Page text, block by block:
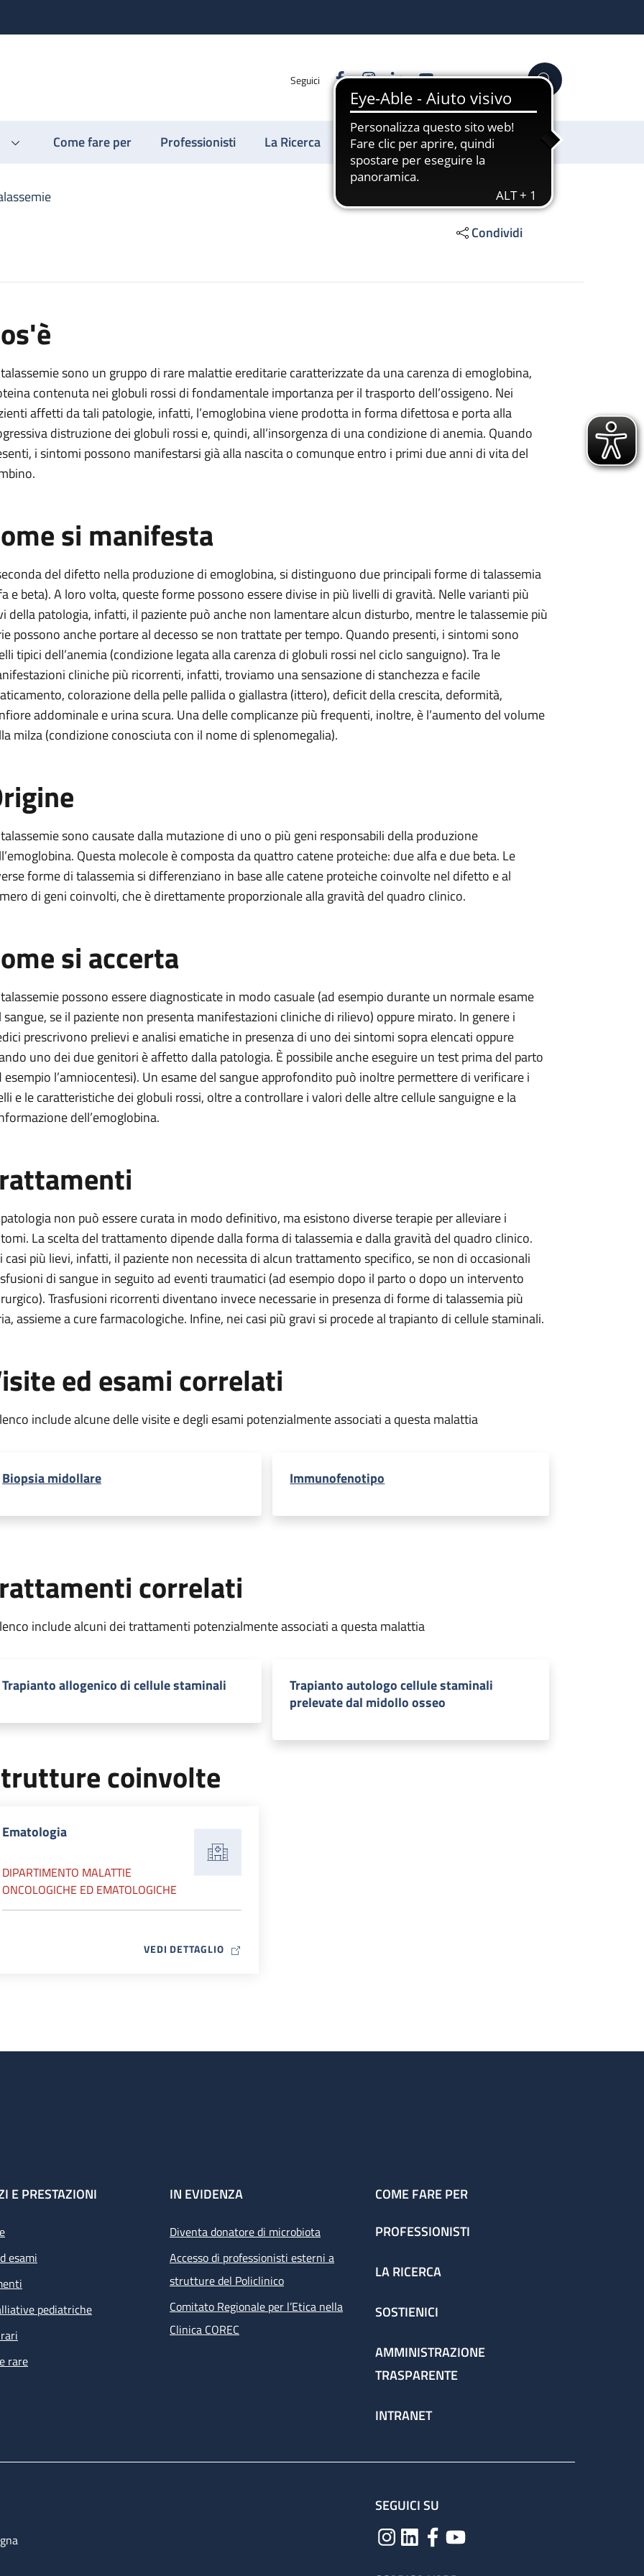
Seguici FacebookInstagram
LinkedinYouTube Cerca
Come fare per Professionisti La Ricerca Sostienici
Condividi
sono un gruppo di rare malattie ereditarie caratterizzate da una carenza di emoglobina,
contenuta nei globuli rossi di fondamentale importanza per il trasporto dell’ossigeno. Nei
affetti da tali patologie, infatti, l’emoglobina viene prodotta in forma difettosa e porta alla
distruzione dei globuli rossi e, quindi, all’insorgenza di una condizione di anemia. Quando
i sintomi possono manifestarsi già alla nascita o comunque entro i primi due anni di vita del
si manifesta
del difetto nella produzione di emoglobina, si distinguono due principali forme di talassemia
e beta). A loro volta, queste forme possono essere divise in più livelli di gravità. Nelle varianti più
della patologia, infatti, il paziente può anche non lamentare alcun disturbo, mentre le talassemie più
possono anche portare al decesso se non trattate per tempo. Quando presenti, i sintomi sono
tipici dell’anemia (condizione legata alla carenza di globuli rossi nel ciclo sanguigno). Tra le
cliniche più ricorrenti, infatti, troviamo una sensazione di stanchezza e facile
colorazione della pelle pallida o giallastra (ittero), deficit della crescita, deformità,
addominale e urina scura. Una delle complicanze più frequenti, inoltre, è l’aumento del volume
milza (condizione conosciuta con il nome di splenomegalia).
sono causate dalla mutazione di uno o più geni responsabili della produzione
Questa molecole è composta da quattro catene proteiche: due alfa e due beta. Le
forme di talassemia si differenziano in base alle catene proteiche coinvolte nel difetto e al
di geni coinvolti, che è direttamente proporzionale alla gravità del quadro clinico.
si accerta
possono essere diagnosticate in modo casuale (ad esempio durante un normale esame
sangue, se il paziente non presenta manifestazioni cliniche di rilievo) oppure mirato. In genere i
prescrivono prelievi e analisi ematiche in presenza di uno dei sintomi sopra elencati oppure
uno dei due genitori è affetto dalla patologia. È possibile anche eseguire un test prima del parto
esempio l’amniocentesi). Un esame del sangue approfondito può inoltre permettere di verificare i
e le caratteristiche dei globuli rossi, oltre a controllare i valori delle altre cellule sanguigne e la
dell’emoglobina.
non può essere curata in modo definitivo, ma esistono diverse terapie per alleviare i
La scelta del trattamento dipende dalla forma di talassemia e dalla gravità del quadro clinico.
casi più lievi, infatti, il paziente non necessita di alcun trattamento specifico, se non di occasionali
di sangue in seguito ad eventi traumatici (ad esempio dopo il parto o dopo un intervento
Trasfusioni ricorrenti diventano invece necessarie in presenza di forme di talassemia più
assieme a cure farmacologiche. Infine, nei casi più gravi si procede al trapianto di cellule staminali.
ed esami correlati
include alcune delle visite e degli esami potenzialmente associati a questa malattia
Biopsia midollare Immunofenotipo
correlati
include alcuni dei trattamenti potenzialmente associati a questa malattia
Trapianto allogenico di cellule staminali
Trapianto autologo cellule staminali
prelevate dal midollo osseo
coinvolte
Ematologia
DIPARTIMENTO MALATTIE
ONCOLOGICHE ED EMATOLOGICHE
VEDI DETTAGLIOMAP ICON
E PRESTAZIONI
esami
pediatriche
rare
IN EVIDENZA
Diventa donatore di microbiota
Accesso di professionisti esterni a
strutture del Policlinico
Comitato Regionale per l’Etica nella
Clinica COREC
COME FARE PER
PROFESSIONISTI
LA RICERCA
SOSTIENICI
AMMINISTRAZIONE
TRASPARENTE
INTRANET
SEGUICI SU